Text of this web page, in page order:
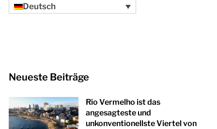
Deutsch
Neueste Beiträge
Rio Vermelho ist das
angesagteste und
unkonventionellste Viertel von